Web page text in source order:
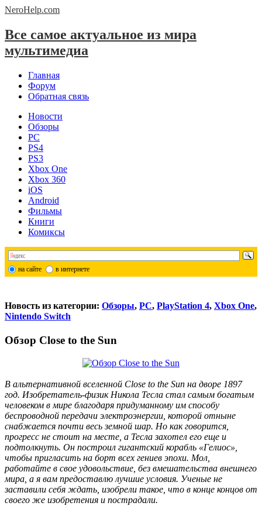
NeroHelp.com
Все самое актуальное из мира
мультимедиа
Главная
Форум
Обратная связь
Новости
Обзоры
PC
PS4
PS3
Xbox One
Xbox 360
iOS
Android
Фильмы
Книги
Комиксы
на сайте в интернете
Новость из категории: Обзоры, PC, PlayStation 4, Xbox One,
Nintendo Switch
Обзор Close to the Sun
В альтернативной вселенной Close to the Sun на дворе 1897
год. Изобретатель-физик Никола Тесла стал самым богатым
человеком в мире благодаря придуманному им способу
беспроводной передачи электроэнергии, которой отныне
снабжается почти весь земной шар. Но как говорится,
прогресс не стоит на месте, а Тесла захотел его еще и
подтолкнуть. Он построил гигантский корабль «Гелиос»,
чтобы пригласить на борт всех гениев эпохи. Мол,
работайте в свое удовольствие, без вмешательства внешнего
мира, а я вам предоставлю лучшие условия. Ученые не
заставили себя ждать, изобрели такое, что в конце концов от
своего же изобретения и пострадали.